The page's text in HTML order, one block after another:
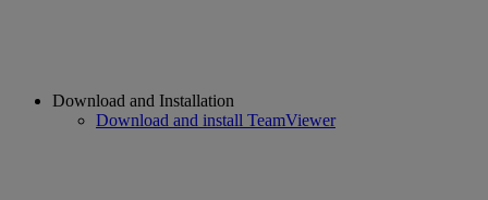
Download and Installation
Download and install TeamViewer